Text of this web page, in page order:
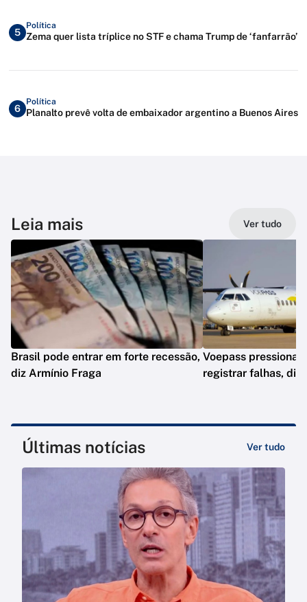
5
Política
Zema quer lista tríplice no STF e chama Trump de ‘fanfarrão’
6
Política
Planalto prevê volta de embaixador argentino a Buenos Aires
Leia mais Ver tudo
Brasil pode entrar em forte recessão,
diz Armínio Fraga
Voepass
registrar falhas, diz
Últimas notícias Ver tudo